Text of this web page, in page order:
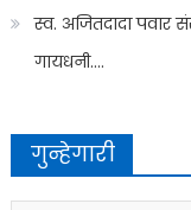
स्व. अजितदादा पवार
गायधनी….
गुन्हेगारी